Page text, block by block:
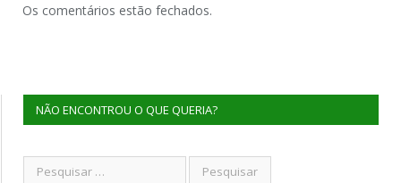
Os comentários estão fechados.
NÃO ENCONTROU O QUE QUERIA?